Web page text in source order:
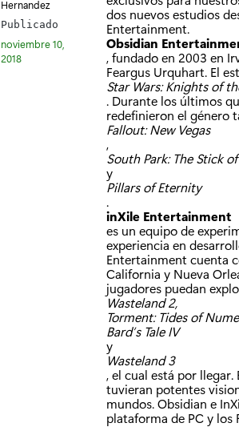
Hernandez
Publicado
noviembre 10,
2018
dos nuevos estudios
Entertainment.
Obsidian
, fundado en 2003 en
Feargus Urquhart. El
Star Wars: Knights of
. Durante los últimos
redefinieron el género
Fallout: New Vegas
,
South Park: The Stick
y
Pillars of Eternity
.
inXile Entertainment
es un equipo de
experiencia en
Entertainment cuenta
California y Nueva
jugadores puedan
Wasteland 2,
Torment: Tides of
Bard’s Tale IV
y
Wasteland 3
, el cual está por
tuvieran potentes
mundos. Obsidian e
plataforma de PC y los